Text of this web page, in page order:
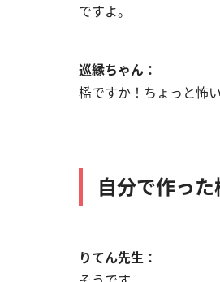
ですよ。
巡縁ちゃん：
檻ですか！ちょっと怖
自分で作っ
りてん先生：